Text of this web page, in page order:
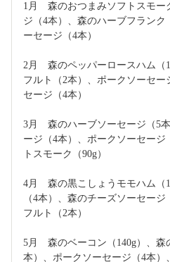
1月　森のおつまみソフトスモー
ジ（4本）、森のハーブフランク
ーセージ（4本）
2月　森のペッパーロースハム（
フルト（2本）、ポークソーセ
セージ（4本）
3月　森のハーブソーセージ（5
ージ（4本）、ポークソーセー
トスモーク（90g）
4月　森の黒こしょうモモハム（
（4本）、森のチーズソーセー
フルト（2本）
5月　森のベーコン（140g）、
本）、ポークソーセージ（4本）